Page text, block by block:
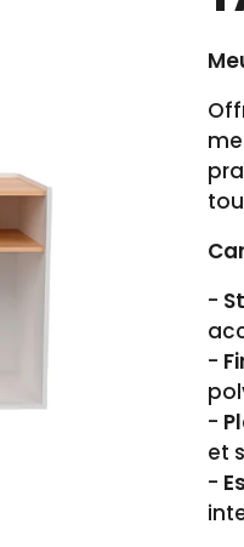
-
-
-
et
-